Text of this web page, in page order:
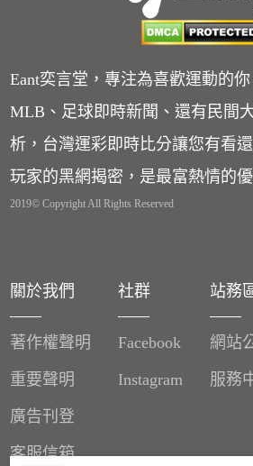
Eant奕言堂，專注為喜歡運動的
MLB、足球即時新聞、還有民間
析，台灣運彩即時比分讓您有看
玩家的黑網揭密，是最富熱情的
2019© Copyright All Rights Reserved
關於我們
著作權聲明
重要聲明
廣告刊登
客服信箱
社群
Facebook
Instagram
站務
網站
服務